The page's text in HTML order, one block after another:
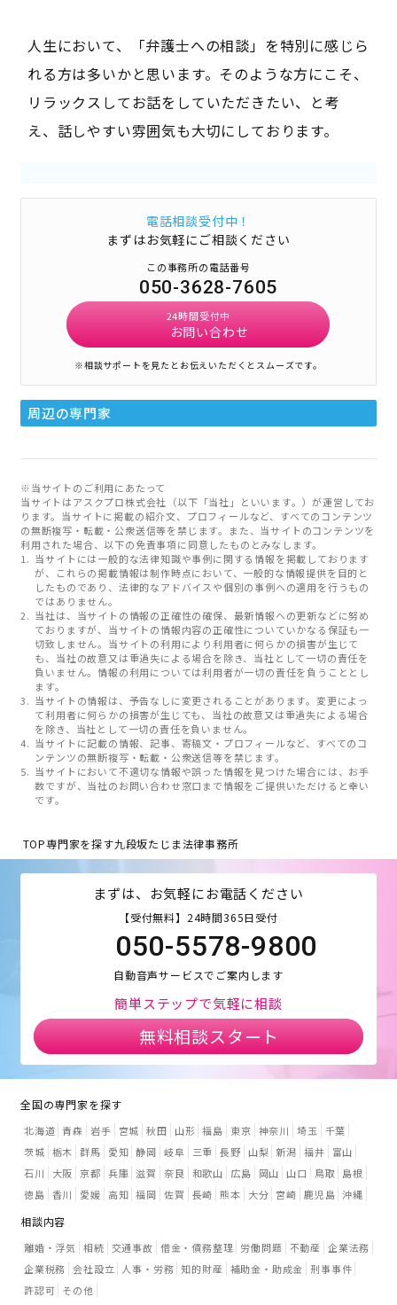
人生において、「弁護士への相談」を特別に感じら
れる方は多いかと思います。そのような方にこそ、
リラックスしてお話をしていただきたい、と考
え、話しやすい雰囲気も大切にしております。
電話相談受付中！
まずはお気軽にご相談ください
この事務所の電話番号
050-3628-7605
24時間受付中
お問い合わせ
※相談サポートを見たとお伝えいただくとスムーズです。
周辺の専門家
※当サイトのご利用にあたって
当サイトはアスクプロ株式会社（以下「当社」といいます。）が運営してお
ります。当サイトに掲載の紹介文、プロフィールなど、すべてのコンテンツ
の無断複写・転載・公衆送信等を禁じます。また、当サイトのコンテンツを
利用された場合、以下の免責事項に同意したものとみなします。
当サイトには一般的な法律知識や事例に関する情報を掲載しております
が、これらの掲載情報は制作時点において、一般的な情報提供を目的と
したものであり、法律的なアドバイスや個別の事例への適用を行うもの
ではありません。
当社は、当サイトの情報の正確性の確保、最新情報への更新などに努め
ておりますが、当サイトの情報内容の正確性についていかなる保証も一
切致しません。当サイトの利用により利用者に何らかの損害が生じて
も、当社の故意又は重過失による場合を除き、当社として一切の責任を
負いません。情報の利用については利用者が一切の責任を負うこととし
ます。
当サイトの情報は、予告なしに変更されることがあります。変更によっ
て利用者に何らかの損害が生じても、当社の故意又は重過失による場合
を除き、当社として一切の責任を負いません。
当サイトに記載の情報、記事、寄稿文・プロフィールなど、すべてのコ
ンテンツの無断複写・転載・公衆送信等を禁じます。
当サイトにおいて不適切な情報や誤った情報を見つけた場合には、お手
数ですが、当社のお問い合わせ窓口まで情報をご提供いただけると幸い
です。
TOP専門家を探す九段坂たじま法律事務所
まずは、お気軽にお電話ください
【受付無料】24時間365日受付
050-5578-9800
自動音声サービスでご案内します
簡単ステップで気軽に相談
無料相談スタート
全国の専門家を探す
北海道 青森 岩手 宮城 秋田 山形 福島 東京 神奈川 埼玉
千葉
茨城 栃木 群馬 愛知 静岡 岐阜 三重 長野 山梨 新潟 福井
富山
石川
大阪 京都 兵庫 滋賀 奈良 和歌山 広島 岡山 山口 鳥取
島根
徳島 香川 愛媛 高知 福岡 佐賀 長崎 熊本 大分 宮崎 鹿児島 沖縄
相談内容
離婚・浮気 相続 交通事故 借金・債務整理 労働問題 不動産 企業法務
企業税務 会社設立 人事・労務 知的財産 補助金・助成金 刑事事件
許認可 その他